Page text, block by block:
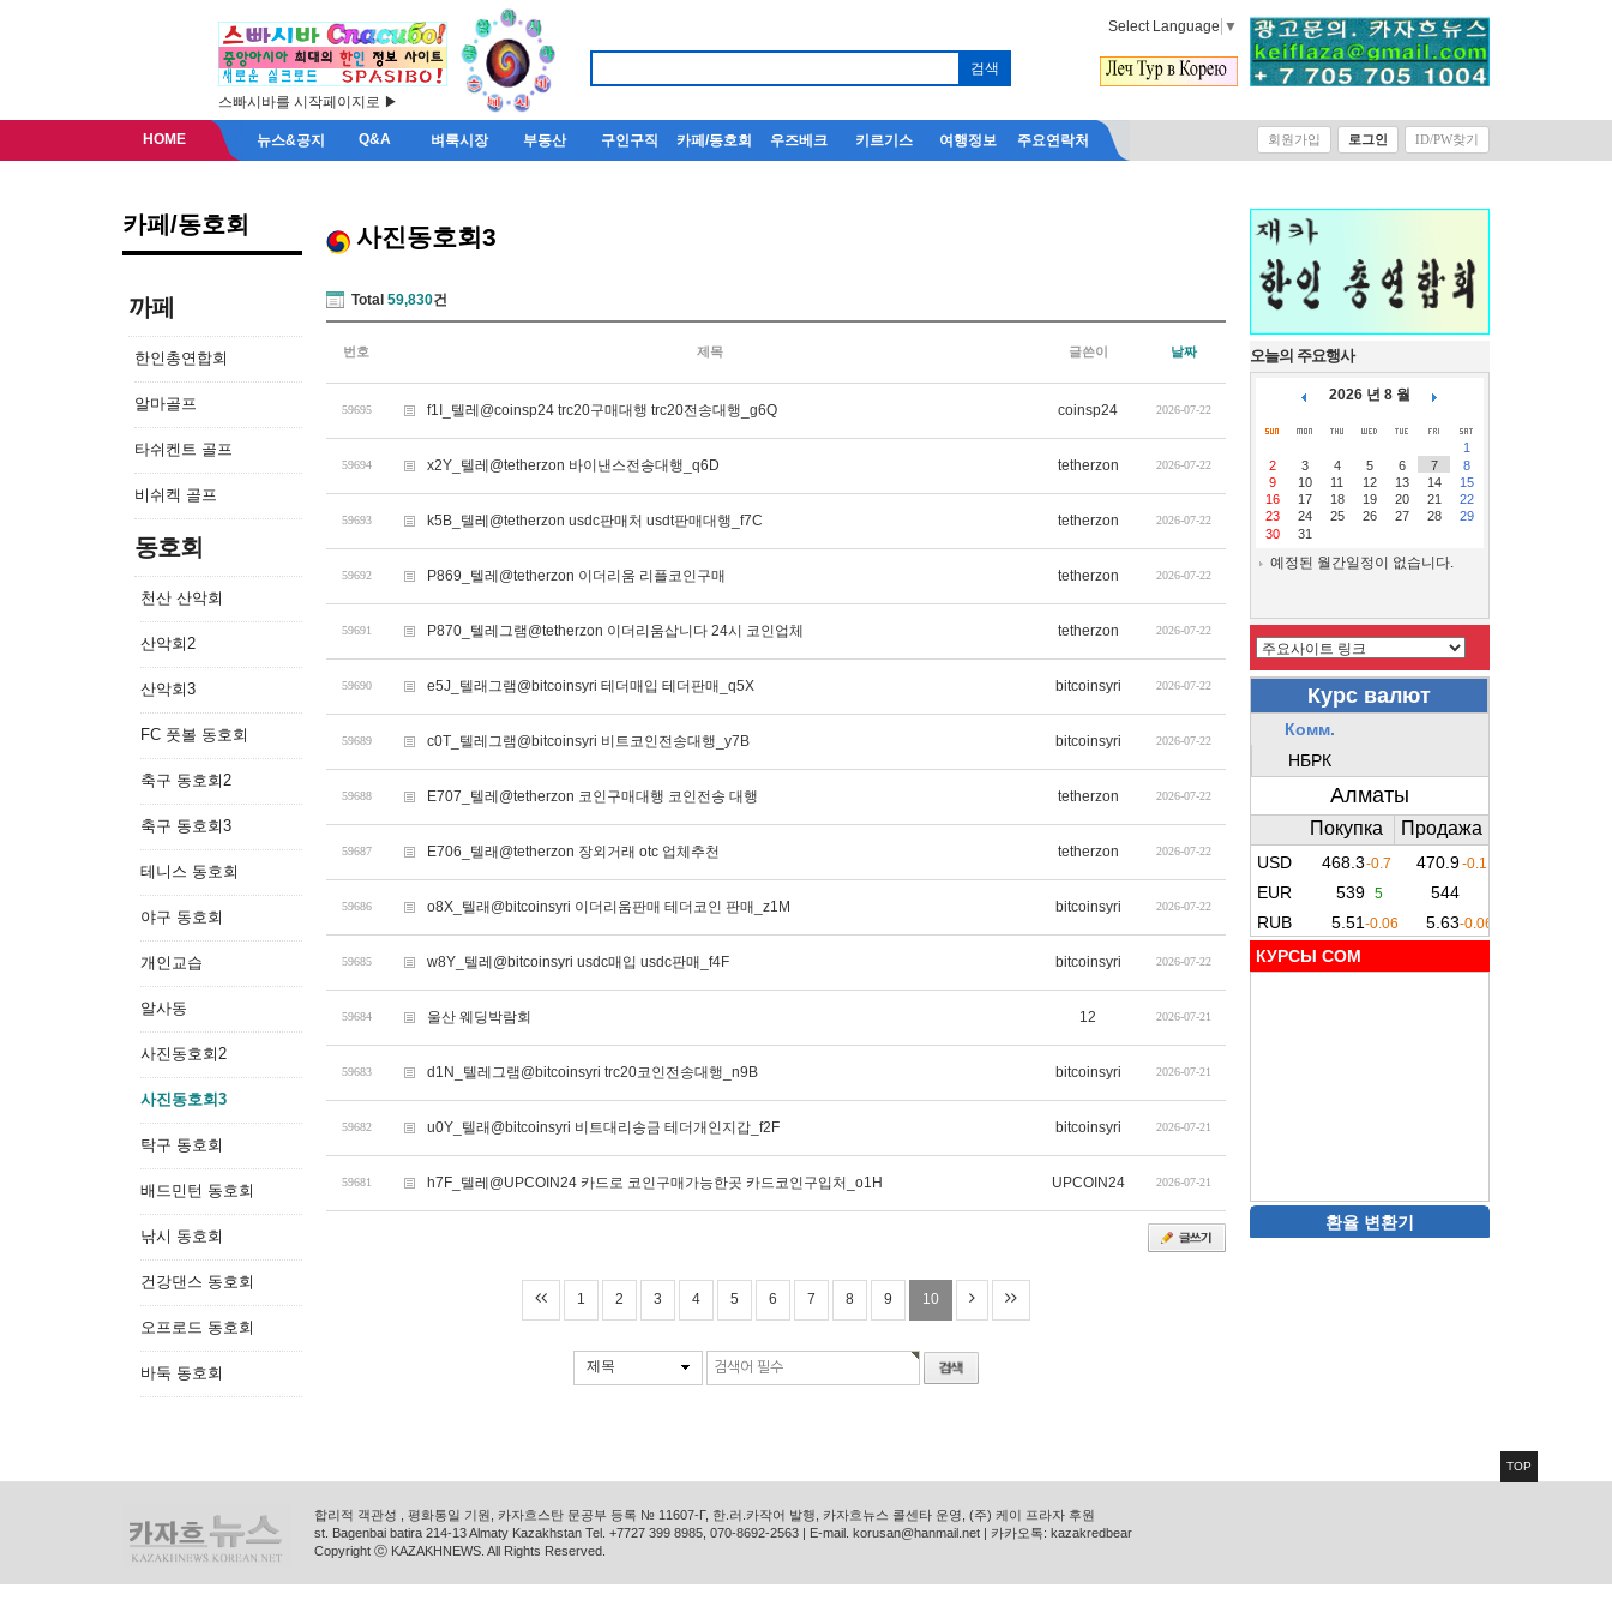
스빠시바를 시작페이지로 ▶
Select Language ▼
HOME 뉴스&공지 Q&A 벼룩시장 부동산 구인구직 카페/동호회 우즈베크 키르기스 여행정보 주요연락처 회원가입 로그인 ID/PW찾기
카페/동호회
까페
한인총연합회
알마골프
타쉬켄트 골프
비쉬켁 골프
동호회
천산 산악회
산악회2
산악회3
FC 풋볼 동호회
축구 동호회2
축구 동호회3
테니스 동호회
야구 동호회
개인교습
알사동
사진동호회2
사진동호회3
탁구 동호회
배드민턴 동호회
낚시 동호회
건강댄스 동호회
오프로드 동호회
바둑 동호회
사진동호회3
Total 59,830건
번호 제목 글쓴이 날짜
59695 f1I_텔레@coinsp24 trc20구매대행 trc20전송대행_g6Q coinsp24 2026-07-22
59694 x2Y_텔레@tetherzon 바이낸스전송대행_q6D tetherzon 2026-07-22
59693 k5B_텔레@tetherzon usdc판매처 usdt판매대행_f7C tetherzon 2026-07-22
59692 P869_텔레@tetherzon 이더리움 리플코인구매 tetherzon 2026-07-22
59691 P870_텔레그램@tetherzon 이더리움삽니다 24시 코인업체 tetherzon 2026-07-22
59690 e5J_텔래그램@bitcoinsyri 테더매입 테더판매_q5X bitcoinsyri 2026-07-22
59689 c0T_텔레그램@bitcoinsyri 비트코인전송대행_y7B bitcoinsyri 2026-07-22
59688 E707_텔레@tetherzon 코인구매대행 코인전송 대행 tetherzon 2026-07-22
59687 E706_텔래@tetherzon 장외거래 otc 업체추천 tetherzon 2026-07-22
59686 o8X_텔래@bitcoinsyri 이더리움판매 테더코인 판매_z1M bitcoinsyri 2026-07-22
59685 w8Y_텔레@bitcoinsyri usdc매입 usdc판매_f4F bitcoinsyri 2026-07-22
59684 울산 웨딩박람회 12 2026-07-21
59683 d1N_텔레그램@bitcoinsyri trc20코인전송대행_n9B bitcoinsyri 2026-07-21
59682 u0Y_텔래@bitcoinsyri 비트대리송금 테더개인지갑_f2F bitcoinsyri 2026-07-21
59681 h7F_텔레@UPCOIN24 카드로 코인구매가능한곳 카드코인구입처_o1H UPCOIN24 2026-07-21
1 2 3 4 5 6 7 8 9 10
제목
오늘의 주요행사
2026 년 8 월
1
2
3 4 5 6 7
8
9
10 11 12 13 14
15
16
17 18 19 20 21
22
23
24 25 26 27 28
29
30
31
예정된 월간일정이 없습니다.
КУРСЫ COM
환율 변환기
합리적 객관성 , 평화통일 기원, 카자흐스탄 문공부 등록 № 11607-Г, 한.러.카작어 발행, 카자흐뉴스 콜센타 운영, (주) 케이 프라자 후원
st. Bagenbai batira 214-13 Almaty Kazakhstan Tel. +7727 399 8985, 070-8692-2563 | E-mail. korusan@hanmail.net | 카카오톡: kazakredbear
Copyright ⓒ KAZAKHNEWS. All Rights Reserved.
TOP